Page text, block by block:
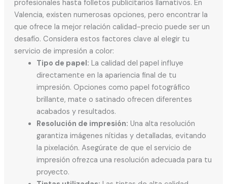
profesionales hasta folletos publicitarios llamativos. En
Valencia, existen numerosas opciones, pero encontrar la
que ofrece la mejor relación calidad-precio puede ser un
desafío. Considera estos factores clave al elegir tu
servicio de impresión a color:
Tipo de papel: La calidad del papel influye
directamente en la apariencia final de tu
impresión. Opciones como papel fotográfico
brillante, mate o satinado ofrecen diferentes
acabados y resultados.
Resolución de impresión: Una alta resolución
garantiza imágenes nítidas y detalladas, evitando
la pixelación. Asegúrate de que el servicio de
impresión ofrezca una resolución adecuada para tu
proyecto.